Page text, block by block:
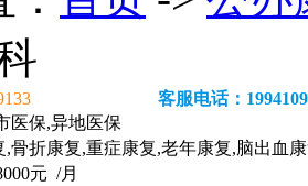
客服电话：
医保,异地医保
,骨折康复,重症康复,老年康复,脑出血
元 /月